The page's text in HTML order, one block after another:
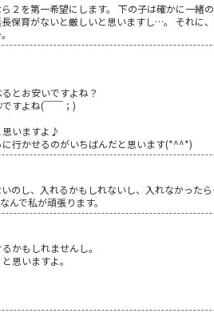
を第一希望にします。 下の子は確かに一緒
保育がないと厳しいと思いますし…。 それに
とお安いですよね？
すよね(￣￣；)
思いますよ♪
行かせるのがいちばんだと思います(*^^*)
し、入れるかもしれないし、入れなかった
で私が頑張ります。
かもしれませんし。
思いますよ。